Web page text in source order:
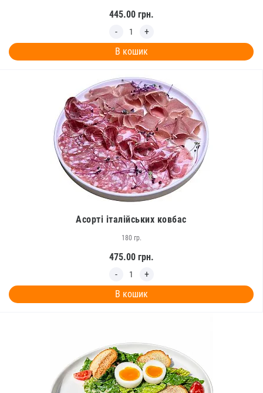
445.00грн.
В кошик
Асорті італійських ковбас
180 гр.
475.00грн.
В кошик